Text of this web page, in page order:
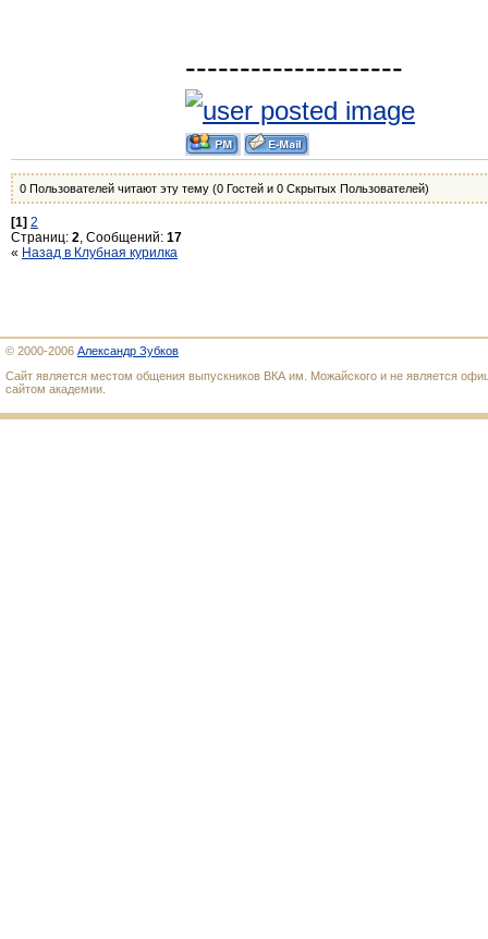
--------------------
0 Пользователей читают эту тему (0 Гостей и 0 Скрытых Пользователей)
[1] 2
Страниц: 2, Сообщений: 17
« Назад в Клубная курилка
© 2000-2006 Александр Зубков
Сайт является местом общения выпускников ВКА им. Можайского и не является
сайтом академии.